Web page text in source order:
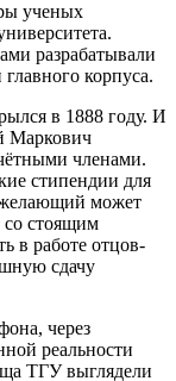
ученых
разрабатывали
корпуса.
в 1888 году. И
Маркович
членами.
стипендии для
желающий может
со стоящим
в работе отцов-
сдачу
через
реальности
ТГУ выглядели